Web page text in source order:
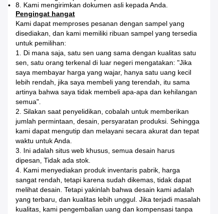
8. Kami mengirimkan dokumen asli kepada Anda.
Pengingat hangat
Kami dapat memproses pesanan dengan sampel yang
disediakan, dan kami memiliki ribuan sampel yang tersedia
untuk pemilihan:
1. Di mana saja, satu sen uang sama dengan kualitas satu
sen, satu orang terkenal di luar negeri mengatakan: "Jika
saya membayar harga yang wajar, hanya satu uang kecil
lebih rendah, jika saya membeli yang terendah, itu sama
artinya bahwa saya tidak membeli apa-apa dan kehilangan
semua".
2. Silakan saat penyelidikan, cobalah untuk memberikan
jumlah permintaan, desain, persyaratan produksi. Sehingga
kami dapat mengutip dan melayani secara akurat dan tepat
waktu untuk Anda.
3. Ini adalah situs web khusus, semua desain harus
dipesan, Tidak ada stok.
4. Kami menyediakan produk inventaris pabrik, harga
sangat rendah, tetapi karena sudah dikemas, tidak dapat
melihat desain. Tetapi yakinlah bahwa desain kami adalah
yang terbaru, dan kualitas lebih unggul. Jika terjadi masalah
kualitas, kami pengembalian uang dan kompensasi tanpa